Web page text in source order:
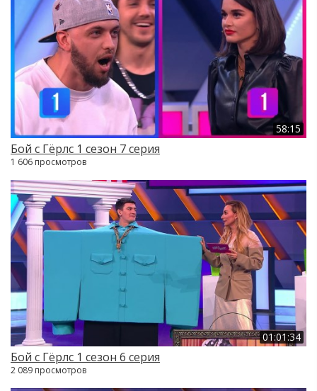
58:15
Бой с Гёрлс 1 сезон 7 серия
1 606 просмотров
01:01:34
Бой с Гёрлс 1 сезон 6 серия
2 089 просмотров